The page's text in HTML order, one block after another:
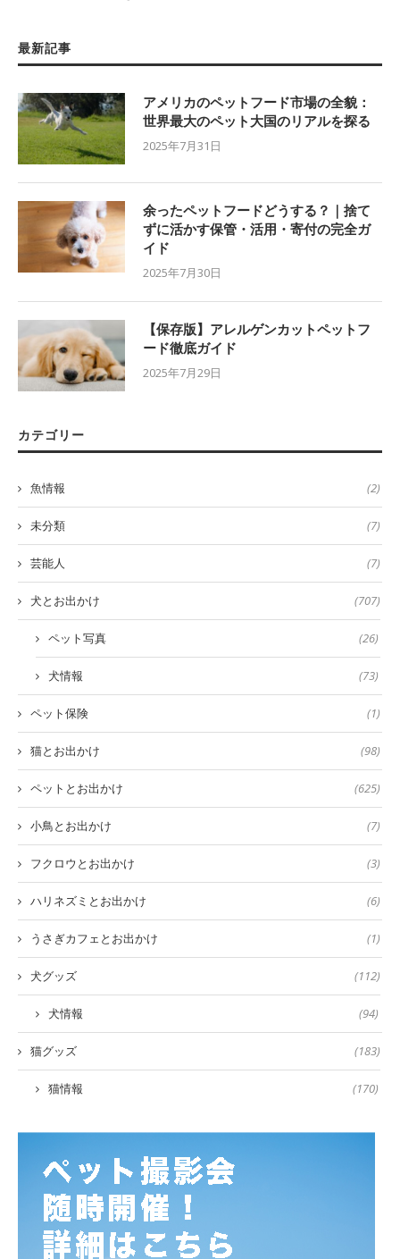
最新記事
アメリカのペットフード市場の全貌：
世界最大のペット大国のリアルを探る
2025年7月31日
余ったペットフードどうする？｜捨て
ずに活かす保管・活用・寄付の完全ガ
イド
2025年7月30日
【保存版】アレルゲンカットペットフ
ード徹底ガイド
2025年7月29日
カテゴリー
魚情報 (2)
未分類 (7)
芸能人 (7)
犬とお出かけ (707)
ペット写真 (26)
犬情報 (73)
ペット保険 (1)
猫とお出かけ (98)
ペットとお出かけ (625)
小鳥とお出かけ (7)
フクロウとお出かけ (3)
ハリネズミとお出かけ (6)
うさぎカフェとお出かけ (1)
犬グッズ (112)
犬情報 (94)
猫グッズ (183)
猫情報 (170)